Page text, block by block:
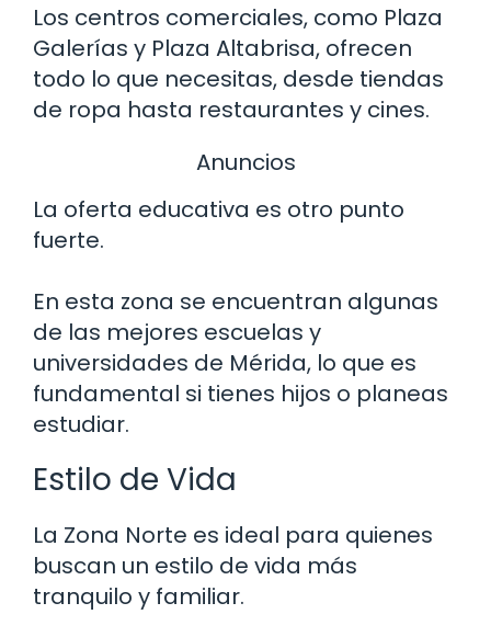
Los centros comerciales, como Plaza
Galerías y Plaza Altabrisa, ofrecen
todo lo que necesitas, desde tiendas
de ropa hasta restaurantes y cines.
Anuncios
La oferta educativa es otro punto
fuerte.
En esta zona se encuentran algunas
de las mejores escuelas y
universidades de Mérida, lo que es
fundamental si tienes hijos o planeas
estudiar.
Estilo de Vida
La Zona Norte es ideal para quienes
buscan un estilo de vida más
tranquilo y familiar.